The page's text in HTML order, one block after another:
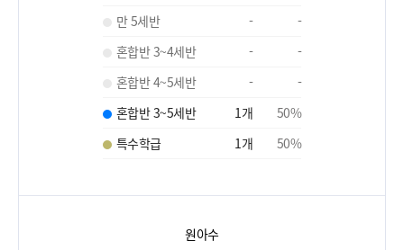
만 5세반
-
-
혼합반 3~4세반
-
-
혼합반 4~5세반
-
-
혼합반 3~5세반
1개 50%
특수학급
1개 50%
원아수